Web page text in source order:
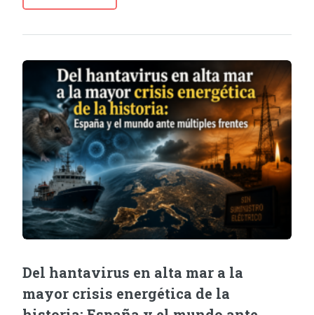
Del hantavirus en alta mar a la
mayor crisis energética de la